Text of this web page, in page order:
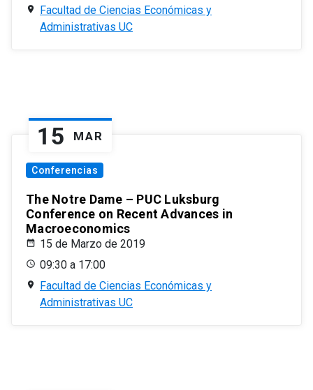
Facultad de Ciencias Económicas y
Administrativas UC
15 MAR
Conferencias
The Notre Dame – PUC Luksburg
Conference on Recent Advances in
Macroeconomics
15 de Marzo de 2019
09:30 a 17:00
Facultad de Ciencias Económicas y
Administrativas UC